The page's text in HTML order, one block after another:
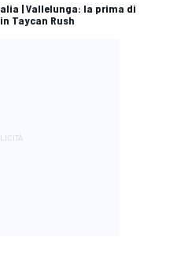
| Vallelunga: la prima di
Taycan Rush